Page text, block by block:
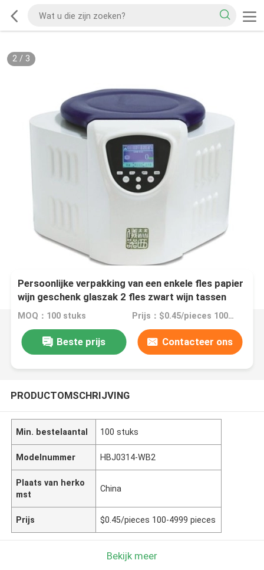
2/ 3
Persoonlijke verpakking van een enkele fles papier
wijn geschenk glaszak 2 fles zwart wijn tassen
MOQ：100 stuks Prijs：$0.45/pieces 100-4999 pieces
Beste prijs Contacteer ons
PRODUCTOMSCHRIJVING
Min. bestelaantal 100 stuks
Modelnummer HBJ0314-WB2
Plaats van herko
mst
China
Prijs $0.45/pieces 100-4999 pieces
Bekijk meer